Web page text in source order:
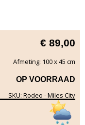
€ 89,00
Afmeting: 100 x 45 cm
OP VOORRAAD
SKU: Rodeo - Miles City